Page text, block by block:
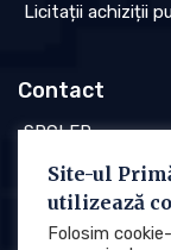
Licitații achiziții
Contact
SPCLEP
Stare civilă
Poliția locală
Site-ul
utilizează
Folosim